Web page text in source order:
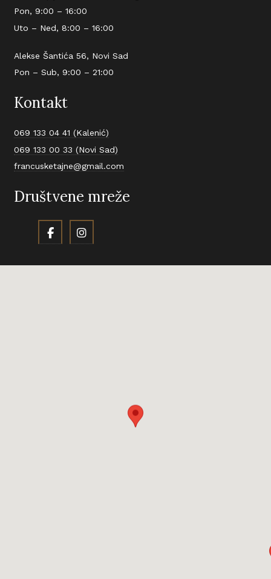
Pon, 9:00 – 16:00
Uto – Ned, 8:00 – 16:00
Alekse Šantića 56, Novi Sad
Pon – Sub, 9:00 – 21:00
Kontakt
069 133 04 41 (Kalenić)
069 133 00 33 (Novi Sad)
francusketajne@gmail.com
Društvene mreže